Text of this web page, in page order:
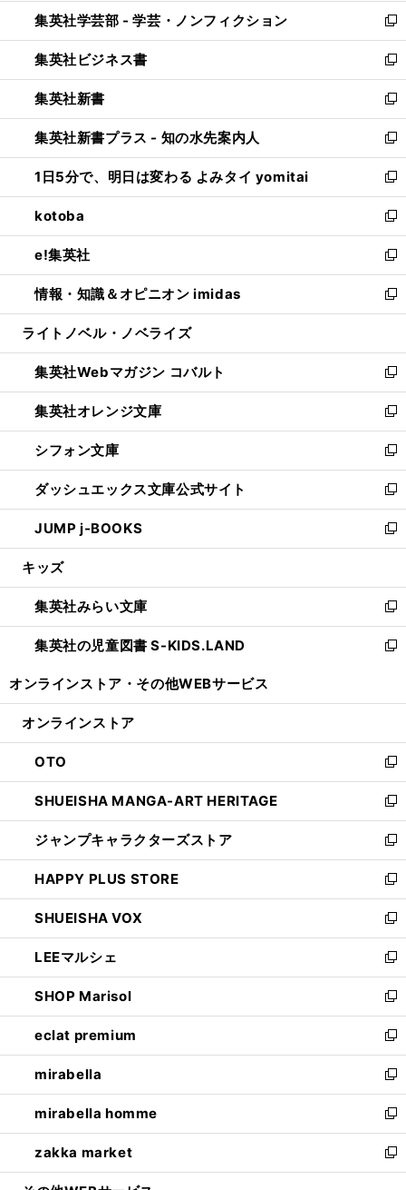
く
で
開
く
ド
ウ
で
開
く
ウ
ィ
ン
ド
ウ
で
開
く
集英社学芸部 - 学芸・ノンフィクション
新
し
い
ウ
ィ
ン
ド
ウ
で
開
く
集英社ビジネス書
新
し
い
ウ
ィ
ン
ド
ウ
で
開
く
集英社新書
新
し
い
ウ
ィ
ン
ド
ウ
で
開
く
集英社新書プラス - 知の水先案内人
新
し
い
ウ
ィ
ン
ド
ウ
で
開
1日5分で、明日は変わる よみタイ yomitai
新
し
い
ウ
ィ
ン
ド
ウ
開
く
kotoba
新
し
い
ウ
ィ
ン
ウ
で
開
く
e!集英社
新
し
い
ウ
ン
ド
ウ
で
開
く
情報・知識＆オピニオン imidas
新
し
ウ
ィ
ン
ド
ウ
で
開
く
ライトノベル・ノベライズ
集英社Webマガジン コバルト
新
し
い
ウ
ィ
ン
ド
ウ
で
開
集英社オレンジ文庫
新
し
い
ウ
ィ
ン
ド
ウ
開
く
シフォン文庫
新
し
い
ウ
ィ
ン
ウ
で
開
く
ダッシュエックス文庫公式サイト
新
し
い
ウ
ン
ド
ウ
で
JUMP j-BOOKS
新
し
ウ
ィ
ン
ド
開
キッズ
集英社みらい文庫
新
し
い
ン
ウ
で
開
く
集英社の児童図書 S-KIDS.LAND
新
ウ
ン
ド
ウ
で
開
く
オンラインストア・ その他WEBサービス
オンラインストア
OTO
新
し
い
ウ
ィ
ン
ド
ウ
で
開
く
SHUEISHA MANGA-ART HERITAGE
新
し
い
ウ
ィ
ン
ド
ウ
で
開
く
ジャンプキャラクターズストア
新
し
い
ウ
ィ
ン
ド
ウ
で
開
く
HAPPY PLUS STORE
新
し
い
ウ
ィ
ン
ド
ウ
で
開
く
SHUEISHA VOX
新
し
い
ウ
ィ
ン
ド
ウ
で
開
く
LEEマルシェ
新
し
い
ウ
ィ
ン
ド
ウ
で
開
く
SHOP Marisol
新
し
い
ウ
ィ
ン
ド
ウ
で
開
eclat premium
新
し
い
ウ
ィ
ン
ド
ウ
mirabella
新
し
い
ウ
ィ
ン
mirabella homme
新
し
い
ウ
zakka market
新
し